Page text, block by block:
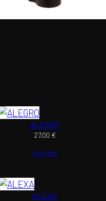
ALEGRO
27,00 €
Viac info
ALEXA